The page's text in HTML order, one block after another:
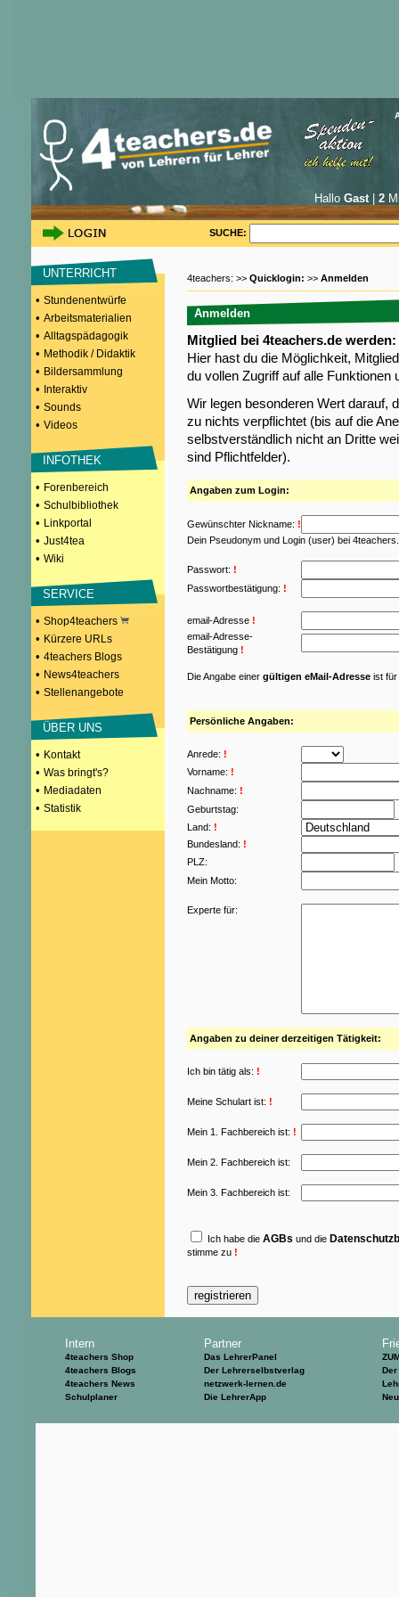
Hallo Gast| 2
SUCHE:
UNTERRICHT
• Stundenentwürfe
• Arbeitsmaterialien
• Alltagspädagogik
• Methodik / Didaktik
• Bildersammlung
• Interaktiv
• Sounds
• Videos
INFOTHEK
• Forenbereich
• Schulbibliothek
• Linkportal
• Just4tea
• Wiki
SERVICE
• Shop4teachers
• Kürzere URLs
• 4teachers Blogs
• News4teachers
• Stellenangebote
ÜBER UNS
• Kontakt
• Was bringt's?
• Mediadaten
• Statistik
4teachers: >> Quicklogin: >> Anmelden
Anmelden
Mitglied bei 4teachers.de werden:
Hier hast du die Möglichkeit,
du vollen Zugriff auf alle Funktionen
Wir legen besonderen Wert darauf,
zu nichts verpflichtet (bis auf die
selbstverständlich nicht an Dritte
sind Pflichtfelder).
Angaben zum Login:
Gewünschter Nickname: !
Dein Pseudonym und Login (user) bei
Passwort: !
Passwortbestätigung: !
email-Adresse !
email-Adresse-
Bestätigung !
Die Angabe einer gültigen eMail-Adresse ist für
Persönliche Angaben:
Anrede: !
Vorname: !
Nachname: !
Geburtstag:
Land: !
Bundesland: !
PLZ:
Mein Motto:
Experte für:
Angaben zu deiner derzeitigen Tätigkeit:
Ich bin tätig als: !
Meine Schulart ist: !
Mein 1. Fachbereich ist: !
Mein 2. Fachbereich ist:
Mein 3. Fachbereich ist:
Ich habe die AGBs und die
stimme zu !
Intern
4teachers Shop
4teachers Blogs
4teachers News
Schulplaner
Partner
Das LehrerPanel
Der Lehrerselbstverlag
netzwerk-lernen.de
Die LehrerApp